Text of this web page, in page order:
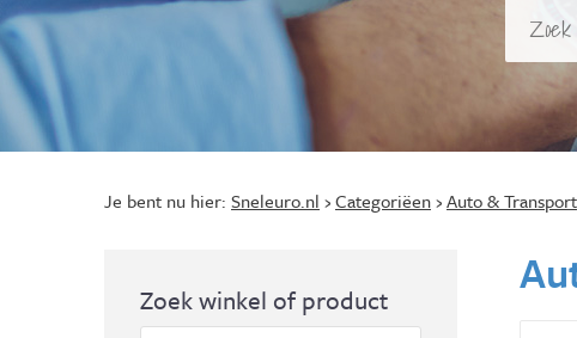
Je bent nu hier: Sneleuro.nl ›Categoriëen›Auto & Transport
Zoek winkel of product